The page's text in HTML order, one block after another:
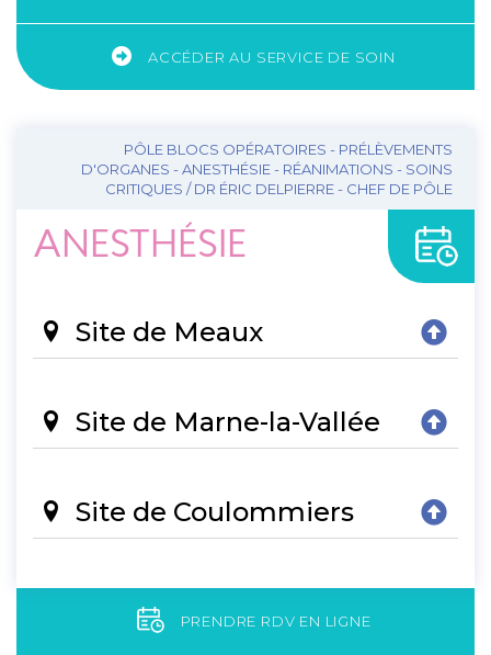
ACCÉDER AU SERVICE DE SOIN
PÔLE BLOCS OPÉRATOIRES - PRÉLÈVEMENTS
D'ORGANES - ANESTHÉSIE - RÉANIMATIONS - SOINS
CRITIQUES / DR ÉRIC DELPIERRE - CHEF DE PÔLE
ANESTHÉSIE
Site de Meaux
Site de Marne-la-Vallée
Site de Coulommiers
PRENDRE RDV EN LIGNE